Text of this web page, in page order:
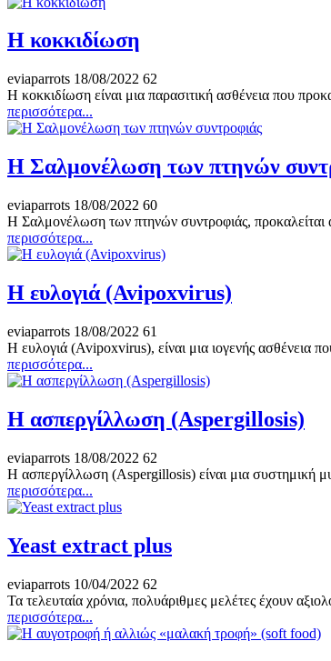
H κοκκιδίωση
eviaparrots 18/08/2022 62
H κοκκιδίωση είναι μια παρασιτική ασθένεια που
περισσότερα...
Η Σαλμονέλωση των πτηνών
eviaparrots 18/08/2022 60
Η Σαλμονέλωση των πτηνών συντροφιάς,
περισσότερα...
Η ευλογιά (Avipoxvirus)
eviaparrots 18/08/2022 61
Η ευλογιά (Avipoxvirus), είναι μια ιογενής ασθένεια
περισσότερα...
Η ασπεργίλλωση (Aspergillosis)
eviaparrots 18/08/2022 62
Η ασπεργίλλωση (Aspergillosis) είναι μια συστημική
περισσότερα...
Yeast extract plus
eviaparrots 10/04/2022 62
Τα τελευταία χρόνια, πολυάριθμες μελέτες έχουν
περισσότερα...